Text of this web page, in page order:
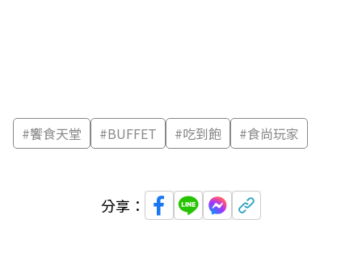
#饗食天堂 #BUFFET #吃到飽 #食尚玩家
分享：